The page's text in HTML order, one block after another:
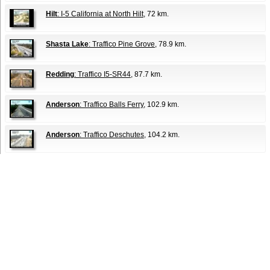
Hilt: I-5 California at North Hilt, 72 km.
Shasta Lake: Traffico Pine Grove, 78.9 km.
Redding: Traffico I5-SR44, 87.7 km.
Anderson: Traffico Balls Ferry, 102.9 km.
Anderson: Traffico Deschutes, 104.2 km.